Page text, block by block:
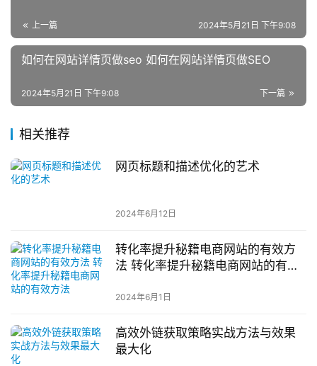
上一篇 2024年5月21日 下午9:08
如何在网站详情页做seo 如何在网站详情页做SEO
下一篇
2024年5月21日 下午9:08
相关推荐
网页标题和描述优化的艺术
2024年6月12日
转化率提升秘籍电商网站的有效方
法 转化率提升秘籍电商网站的有效
2024年6月1日
高效外链获取策略实战方法与效果
最大化